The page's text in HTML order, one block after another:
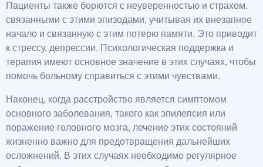
Пациенты также борются с неуверенностью и страхом,
связанными с этими эпизодами, учитывая их внезапное
начало и связанную с этим потерю памяти. Это приводит
к стрессу, депрессии. Психологическая поддержка и
терапия имеют основное значение в этих случаях, чтобы
помочь больному справиться с этими чувствами.
Наконец, когда расстройство является симптомом
основного заболевания, такого как эпилепсия или
поражение головного мозга, лечение этих состояний
жизненно важно для предотвращения дальнейших
осложнений. В этих случаях необходимо регулярное